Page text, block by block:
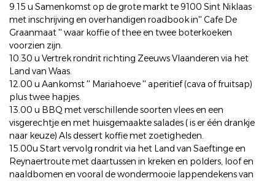
9.15 u Samenkomst op de grote markt te 9100 Sint Niklaas
met inschrijving en overhandigen roadbook in'' Cafe De
Graanmaat '' waar koffie of thee en twee boterkoeken
voorzien zijn.
10.30 u Vertrek rondrit richting Zeeuws Vlaanderen via het
Land van Waas.
12.00 u Aankomst '' Mariahoeve '' aperitief (cava of fruitsap)
plus twee hapjes.
13.00 u BBQ met verschillende soorten vlees en een
visgerechtje en met huisgemaakte salades ( is er één drankje
naar keuze) Als dessert koffie met zoetigheden.
15.00u Start vervolg rondrit via het Land van Saeftinge en
Reynaertroute met daartussen in kreken en polders, loof en
naaldbomen en vooral de wondermooie lappendekens van